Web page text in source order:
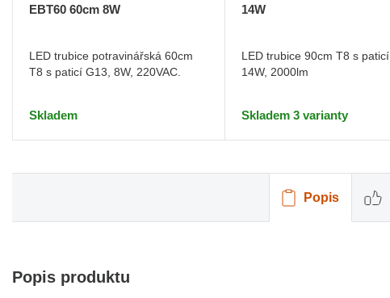
EBT60 60cm 8W
LED trubice potravinářská 60cm
T8 s paticí G13, 8W, 220VAC.
Skladem
14W
LED trubice 90cm T8 s paticí
14W, 2000lm
Skladem 3 varianty
Popis
Popis produktu